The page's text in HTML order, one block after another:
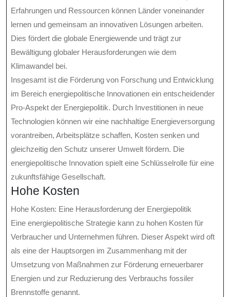
Erfahrungen und Ressourcen können Länder voneinander
lernen und gemeinsam an innovativen Lösungen arbeiten.
Dies fördert die globale Energiewende und trägt zur
Bewältigung globaler Herausforderungen wie dem
Klimawandel bei.
Insgesamt ist die Förderung von Forschung und Entwicklung
im Bereich energiepolitische Innovationen ein entscheidender
Pro-Aspekt der Energiepolitik. Durch Investitionen in neue
Technologien können wir eine nachhaltige Energieversorgung
vorantreiben, Arbeitsplätze schaffen, Kosten senken und
gleichzeitig den Schutz unserer Umwelt fördern. Die
energiepolitische Innovation spielt eine Schlüsselrolle für eine
zukunftsfähige Gesellschaft.
Hohe Kosten
Hohe Kosten: Eine Herausforderung der Energiepolitik
Eine energiepolitische Strategie kann zu hohen Kosten für
Verbraucher und Unternehmen führen. Dieser Aspekt wird oft
als eine der Hauptsorgen im Zusammenhang mit der
Umsetzung von Maßnahmen zur Förderung erneuerbarer
Energien und zur Reduzierung des Verbrauchs fossiler
Brennstoffe genannt.